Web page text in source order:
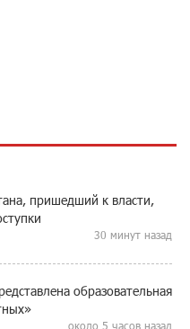
пришедший к власти,
30 минут назад
образовательная
около 5 часов назад